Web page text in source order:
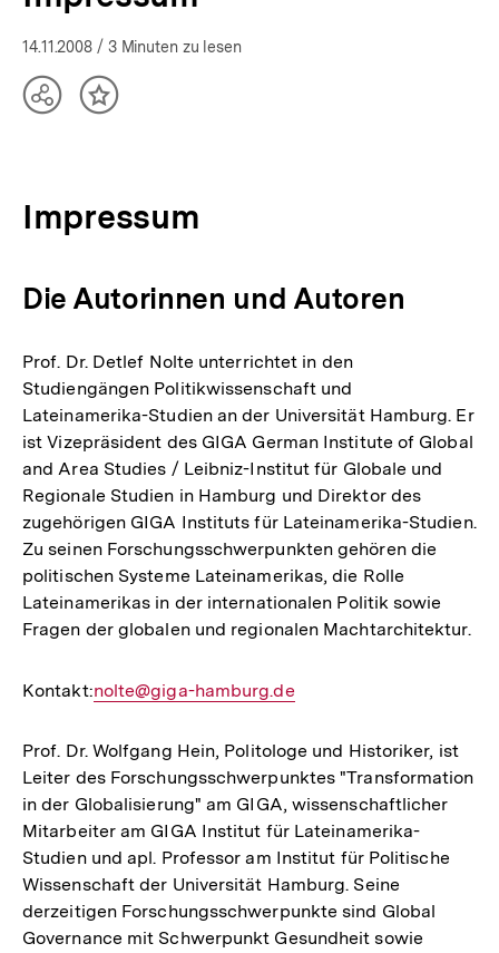
14.11.2008 / 3 Minuten zu lesen
TeilenInhalt
Impressum
Die Autorinnen und Autoren
Prof. Dr. Detlef Nolte unterrichtet in den
Studiengängen Politikwissenschaft und
Lateinamerika-Studien an der Universität Hamburg. Er
ist Vizepräsident des GIGA German Institute of Global
and Area Studies / Leibniz-Institut für Globale und
Regionale Studien in Hamburg und Direktor des
zugehörigen GIGA Instituts für Lateinamerika-Studien.
Zu seinen Forschungsschwerpunkten gehören die
politischen Systeme Lateinamerikas, die Rolle
Lateinamerikas in der internationalen Politik sowie
Fragen der globalen und regionalen Machtarchitektur.
Kontakt:E-
Link:
nolte@giga-hamburg.de
Prof. Dr. Wolfgang Hein, Politologe und Historiker, ist
Leiter des Forschungsschwerpunktes "Transformation
in der Globalisierung" am GIGA, wissenschaftlicher
Mitarbeiter am GIGA Institut für Lateinamerika-
Studien und apl. Professor am Institut für Politische
Wissenschaft der Universität Hamburg. Seine
derzeitigen Forschungsschwerpunkte sind Global
Governance mit Schwerpunkt Gesundheit sowie